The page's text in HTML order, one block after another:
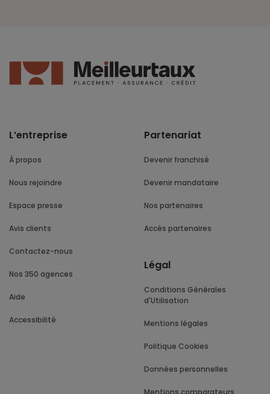
L’entreprise
À propos
Nous rejoindre
Espace presse
Avis clients
Contactez-nous
Nos 350 agences
Aide
Accessibilité
Partenariat
Devenir franchisé
Devenir mandataire
Nos partenaires
Accès partenaires
Légal
Conditions Générales
d'Utilisation
Mentions légales
Politique Cookies
Données personnelles
Mentions comparateurs